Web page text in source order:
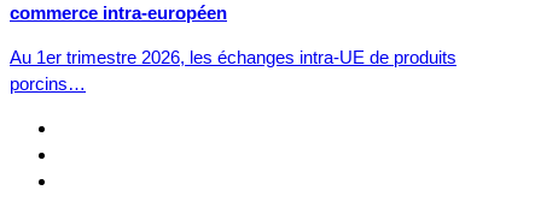
commerce intra-européen
Au 1er trimestre 2026, les échanges intra-UE de produits
porcins…